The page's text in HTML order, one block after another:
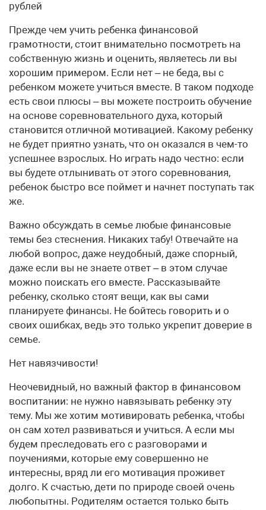
рублей
Прежде чем учить ребенка финансовой
грамотности, стоит внимательно посмотреть на
собственную жизнь и оценить, являетесь ли вы
хорошим примером. Если нет – не беда, вы с
ребенком можете учиться вместе. В таком подходе
есть свои плюсы – вы можете построить обучение
на основе соревновательного духа, который
становится отличной мотивацией. Какому ребенку
не будет приятно узнать, что он оказался в чем-то
успешнее взрослых. Но играть надо честно: если
вы будете отлынивать от этого соревнования,
ребенок быстро все поймет и начнет поступать так
же.
Важно обсуждать в семье любые финансовые
темы без стеснения. Никаких табу! Отвечайте на
любой вопрос, даже неудобный, даже спорный,
даже если вы не знаете ответ – в этом случае
можно поискать его вместе. Рассказывайте
ребенку, сколько стоят вещи, как вы сами
планируете финансы. Не бойтесь говорить и о
своих ошибках, ведь это только укрепит доверие в
семье.
Нет навязчивости!
Неочевидный, но важный фактор в финансовом
воспитании: не нужно навязывать ребенку эту
тему. Мы же хотим мотивировать ребенка, чтобы
он сам хотел развиваться и учиться. А если мы
будем преследовать его с разговорами и
поучениями, которые ему совершенно не
интересны, вряд ли его мотивация проживет
долго. К счастью, дети по природе своей очень
любопытны. Родителям остается только быть